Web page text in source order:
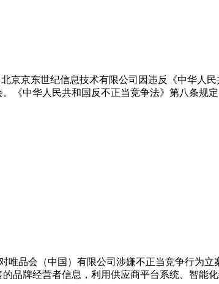
京京东世纪信息技术有限公司因违反《中华人
《中华人民共和国反不正当竞争法》第八条规
唯品会（中国）有限公司涉嫌不正当竞争行为
品牌经营者信息，利用供应商平台系统、智能